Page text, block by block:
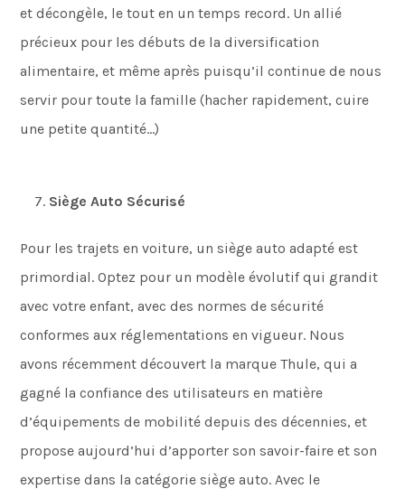
et décongèle, le tout en un temps record. Un allié
précieux pour les débuts de la diversification
alimentaire, et même après puisqu’il continue de nous
servir pour toute la famille (hacher rapidement, cuire
une petite quantité…)
Siège Auto Sécurisé
Pour les trajets en voiture, un siège auto adapté est
primordial. Optez pour un modèle évolutif qui grandit
avec votre enfant, avec des normes de sécurité
conformes aux réglementations en vigueur. Nous
avons récemment découvert la marque Thule, qui a
gagné la confiance des utilisateurs en matière
d’équipements de mobilité depuis des décennies, et
propose aujourd’hui d’apporter son savoir-faire et son
expertise dans la catégorie siège auto. Avec le